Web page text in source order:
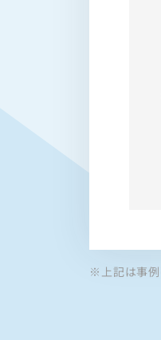
※上記は事例